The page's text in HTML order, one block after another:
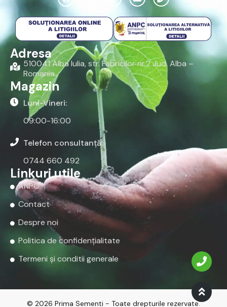
Adresa
510041 Alba Iulia, str. Fabricilor nr.2 Jud. Alba –
Romania
Magazin
Luni-Vineri:
09:00-16:00
Telefon consultanță:
0744 660 492
Linkuri utile
ANPC
Contact
Despre noi
Politica de confidențialitate
Termeni și conditii generale
© 2026 Prima Sementi - Toate drepturile rezervate.